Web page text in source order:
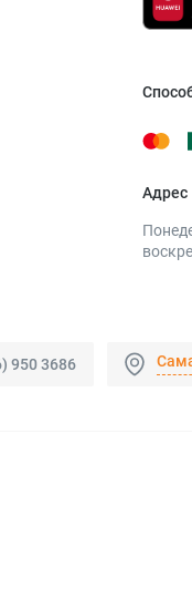
Адрес
950 3686